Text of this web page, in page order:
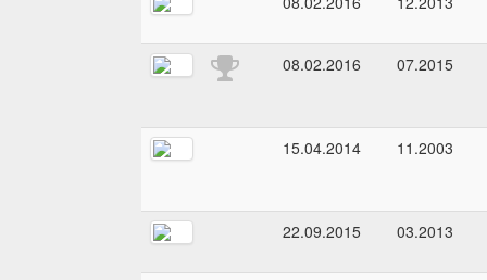
08.02.2016 07.2015
15.04.2014 11.2003
22.09.2015 03.2013